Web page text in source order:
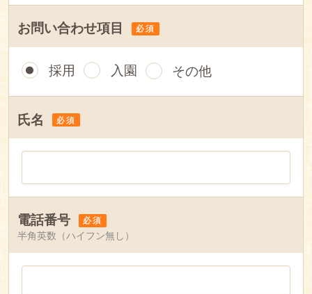
お問い合わせ項目 必須
採用 入園 その他
氏名 必須
電話番号 必須
半角英数（ハイフン無し）